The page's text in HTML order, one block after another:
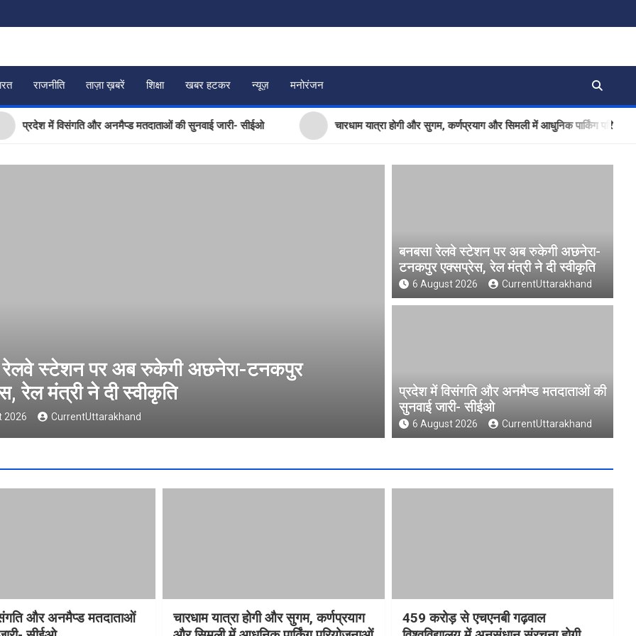
राजनीति ताज़ा ख़बरें शिक्षा खबर हटकर न्यूज़ मनोरंजन
में विसंगति और अनमैप्ड मतदाताओं की सुनवाई जारी- सीईओ चारधाम यात्रा होगी और सुगम, कर्णप्रयाग और सिमली में आधुनिक पार्किंग परियोजनाओं को
प्रदेश में विसंगति और अनमैप्ड मतदाताओं की सुनवाई जारी-
सीईओ
6 August 2026 CurrentUttarakhand
आधुनिक पार्किंग
6 August 2026
बनबसा रेलवे स्टेशन पर अब रुकेगी अछनेरा-
टनकपुर एक्सप्रेस, रेल मंत्री ने दी स्वीकृति
6 August 2026 CurrentUttarakhand
प्रदेश में विसंगति और अनमैप्ड मतदाताओं की
सुनवाई जारी- सीईओ
6 August 2026 CurrentUttarakhand
और अनमैप्ड मतदाताओं
चारधाम यात्रा होगी और सुगम, कर्णप्रयाग
459 करोड़ से एचएनबी गढ़वाल